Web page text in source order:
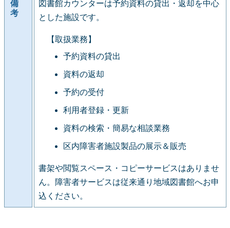
備
考
図書館カウンターは予約資料の貸出・返却を中心
とした施設です。
【取扱業務】
予約資料の貸出
資料の返却
予約の受付
利用者登録・更新
資料の検索・簡易な相談業務
区内障害者施設製品の展示＆販売
書架や閲覧スペース・コピーサービスはありませ
ん。障害者サービスは従来通り地域図書館へお申
込ください。